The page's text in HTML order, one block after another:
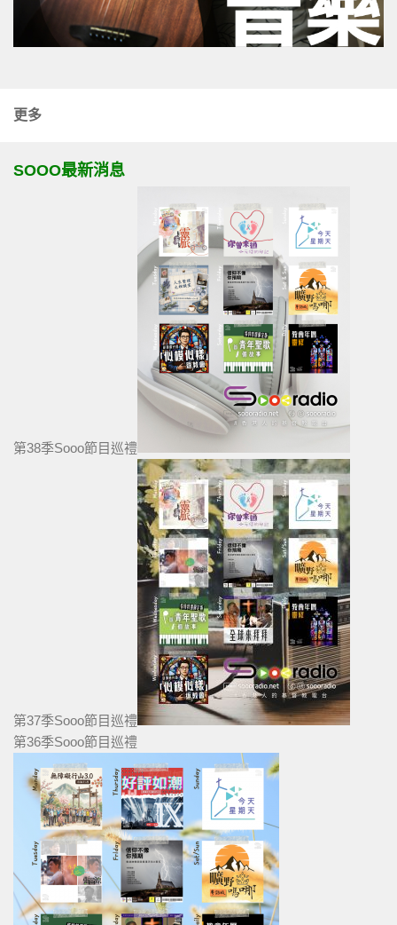
更多
SOOO最新消息
第38季Sooo節目巡禮
第37季Sooo節目巡禮
第36季Sooo節目巡禮